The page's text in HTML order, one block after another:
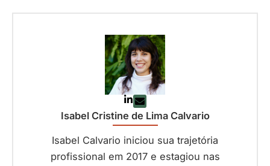
Isabel Cristine de Lima Calvario
Isabel Calvario iniciou sua trajetória
profissional em 2017 e estagiou nas